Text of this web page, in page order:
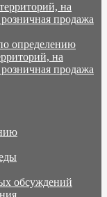
на
продажа
определению
на
продажа
обсуждений